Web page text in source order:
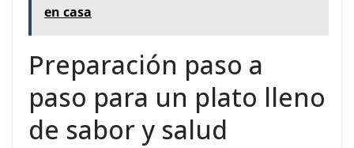
en casa
Preparación paso a
paso para un plato lleno
de sabor y salud